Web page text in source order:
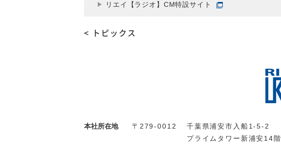
リエイ【ラジオ】CM特設サイト
< トピックス
本社所在地 〒279-0012
千葉県浦安市入船1-5-2
プライムタワー新浦安14階